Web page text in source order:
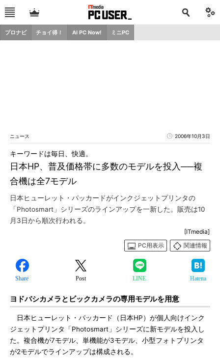
プロナビ チョイ得！ AI PC Now! ミニPC
ニュース 2006年10月3日
日本HP、普及価格帯に多数のモデルを投入──複
合機は全7モデル
キーワードは毎日、快適。
日本ヒューレット・パッカードがインクジェットプリンタの
「Photosmart」シリーズのラインアップを一新した。販売は10
月3日から順次行われる。
[ITmedia]
PC用表示
関連情報
Share Post LINE Hatena
ヨドバシカメラとビックカメラの専用モデルを用意
日本ヒューレット・パッカード（日本HP）が個人向けインク
ジェットプリンタ「Photosmart」シリーズに新モデルを投入し
た。複合機が7モデル、単機能が3モデル、小型フォトプリンタ
が2モデルでラインアップは構成される。